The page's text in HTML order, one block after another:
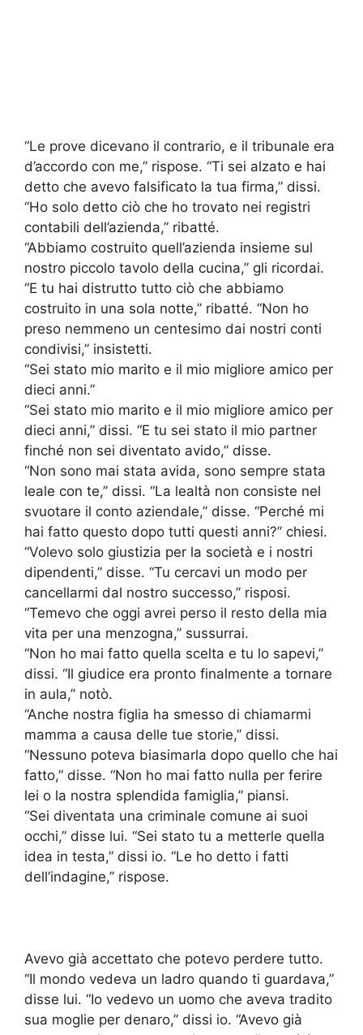
“Le prove dicevano il contrario, e il tribunale era
d’accordo con me,” rispose. “Ti sei alzato e hai
detto che avevo falsificato la tua firma,” dissi.
“Ho solo detto ciò che ho trovato nei registri
contabili dell’azienda,” ribatté.
“Abbiamo costruito quell’azienda insieme sul
nostro piccolo tavolo della cucina,” gli ricordai.
“E tu hai distrutto tutto ciò che abbiamo
costruito in una sola notte,” ribatté. “Non ho
preso nemmeno un centesimo dai nostri conti
condivisi,” insistetti.
“Sei stato mio marito e il mio migliore amico per
dieci anni.”
“Sei stato mio marito e il mio migliore amico per
dieci anni,” dissi. “E tu sei stato il mio partner
finché non sei diventato avido,” disse.
“Non sono mai stata avida, sono sempre stata
leale con te,” dissi. “La lealtà non consiste nel
svuotare il conto aziendale,” disse. “Perché mi
hai fatto questo dopo tutti questi anni?” chiesi.
“Volevo solo giustizia per la società e i nostri
dipendenti,” disse. “Tu cercavi un modo per
cancellarmi dal nostro successo,” risposi.
“Temevo che oggi avrei perso il resto della mia
vita per una menzogna,” sussurrai.
“Non ho mai fatto quella scelta e tu lo sapevi,”
dissi. “Il giudice era pronto finalmente a tornare
in aula,” notò.
“Anche nostra figlia ha smesso di chiamarmi
mamma a causa delle tue storie,” dissi.
“Nessuno poteva biasimarla dopo quello che hai
fatto,” disse. “Non ho mai fatto nulla per ferire
lei o la nostra splendida famiglia,” piansi.
“Sei diventata una criminale comune ai suoi
occhi,” disse lui. “Sei stato tu a metterle quella
idea in testa,” dissi io. “Le ho detto i fatti
dell’indagine,” rispose.
Avevo già accettato che potevo perdere tutto.
“Il mondo vedeva un ladro quando ti guardava,”
disse lui. “Io vedevo un uomo che aveva tradito
sua moglie per denaro,” dissi io. “Avevo già